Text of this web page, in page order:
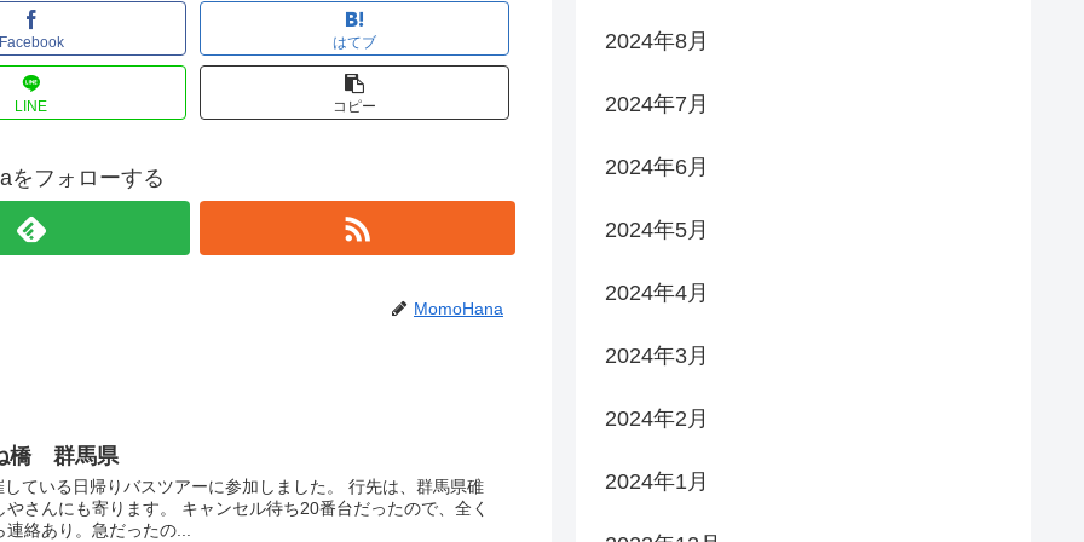
はてブ
LINE コピー
をフォローする
MomoHana
橋 群馬県
ている日帰りバスツアーに参加しました。 行先は、群馬県碓
さんにも寄ります。 キャンセル待ち20番台だったので、全く
絡あり。急だったの...
2024年8月
2024年7月
2024年6月
2024年5月
2024年4月
2024年3月
2024年2月
2024年1月